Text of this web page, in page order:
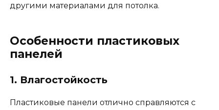
другими материалами для потолка.
Особенности пластиковых
панелей
1. Влагостойкость
Пластиковые панели отлично справляются с